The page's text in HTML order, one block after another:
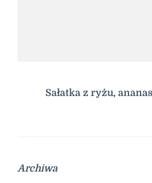
Sałatka z ryżu,
Archiwa